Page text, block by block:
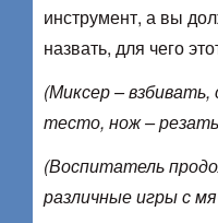
инструмент, а вы
назвать, для чего
(Миксер –
тесто, нож –
(Воспитатель
различные игры с